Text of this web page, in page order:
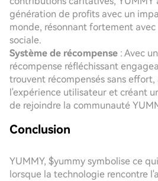
génération de profits avec un
monde, résonnant fortement
sociale.
Système de récompense : Avec
récompense réfléchissant
trouvent récompensés sans
l'expérience utilisateur et créant
de rejoindre la communauté
Conclusion
YUMMY, $yummy symbolise ce
lorsque la technologie rencontre